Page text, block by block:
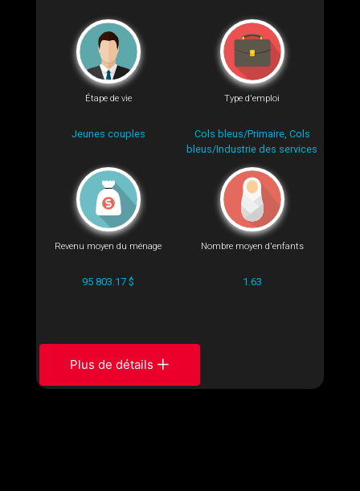
Étape de vie
Jeunes couples
Type d'emploi
Cols bleus/Primaire, Cols
bleus/Industrie des services
Revenu moyen du ménage
95 803.17 $
Nombre moyen d'enfants
1.63
Plus de détails